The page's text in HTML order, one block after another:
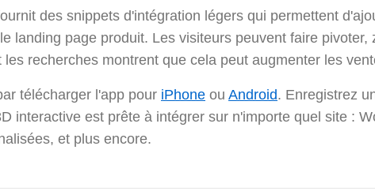
des snippets d'intégration légers qui permettent
landing page produit. Les visiteurs peuvent faire
les recherches montrent que cela peut augmenter les
télécharger l'app pour iPhone ou Android. Enregistrez
interactive est prête à intégrer sur n'importe quel site :
et plus encore.